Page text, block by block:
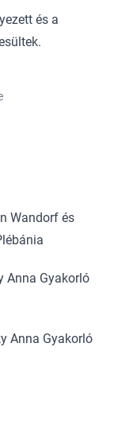
és a
Wandorf és
Anna Gyakorló
Anna Gyakorló